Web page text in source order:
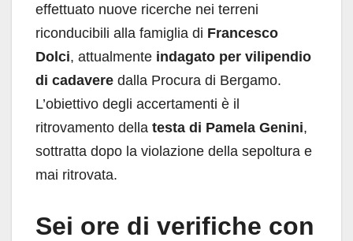
effettuato nuove ricerche nei terreni
riconducibili alla famiglia di Francesco
Dolci, attualmente indagato per vilipendio
di cadavere dalla Procura di Bergamo.
L’obiettivo degli accertamenti è il
ritrovamento della testa di Pamela Genini,
sottratta dopo la violazione della sepoltura e
mai ritrovata.
Sei ore di verifiche con